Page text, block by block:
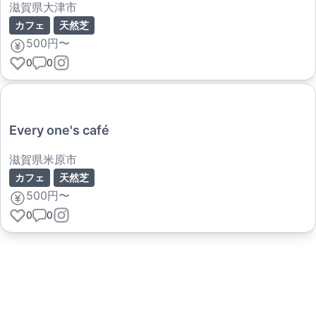
滋賀県大津市
カフェ 天然芝
500円〜
0 0
Every one's café
滋賀県米原市
カフェ 天然芝
500円〜
0 0